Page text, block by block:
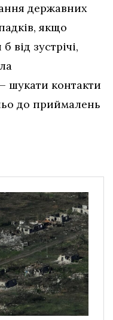
державних
якщо
від зустрічі,
шукати контакти
до приймалень